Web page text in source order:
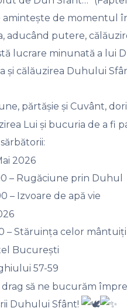
amintește de momentul
aducând putere,
lucrare minunată a lui
și călăuzirea Duhului
părtășie și Cuvânt,
Lui și bucuria de a fi
2026
– Rugăciune prin Duhul
– Izvoare de apă vie
– Stăruința celor mântuiți
București
57-59
să ne bucurăm
Duhului Sfânt!